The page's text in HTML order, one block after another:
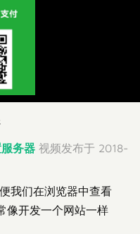
务器 视频发布于 2018-
我们在浏览器中查看
像开发一个网站一样